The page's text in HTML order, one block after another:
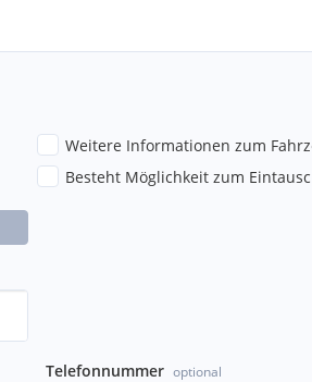
Weitere Informationen zum
Besteht Möglichkeit zum
Telefonnummer optional